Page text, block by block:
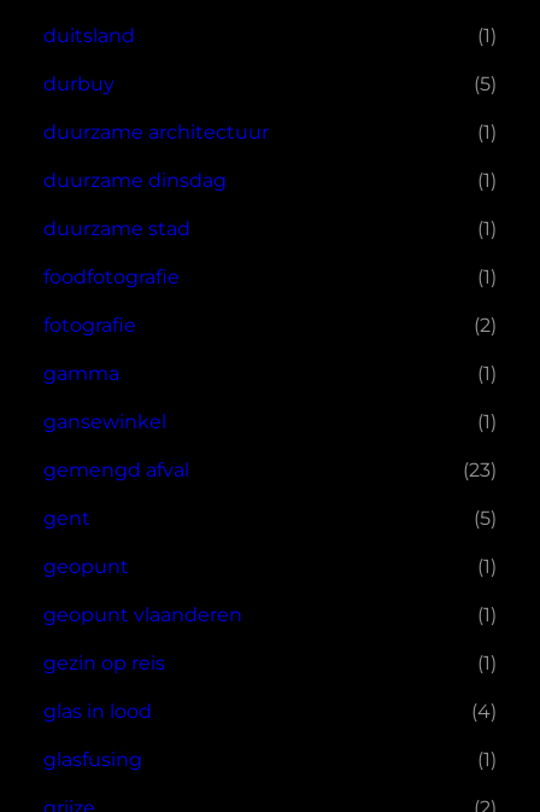
duitsland (1)
durbuy (5)
duurzame architectuur (1)
duurzame dinsdag (1)
duurzame stad (1)
foodfotografie (1)
fotografie (2)
gamma (1)
gansewinkel (1)
gemengd afval (23)
gent (5)
geopunt (1)
geopunt vlaanderen (1)
gezin op reis (1)
glas in lood (4)
glasfusing (1)
grijze (2)